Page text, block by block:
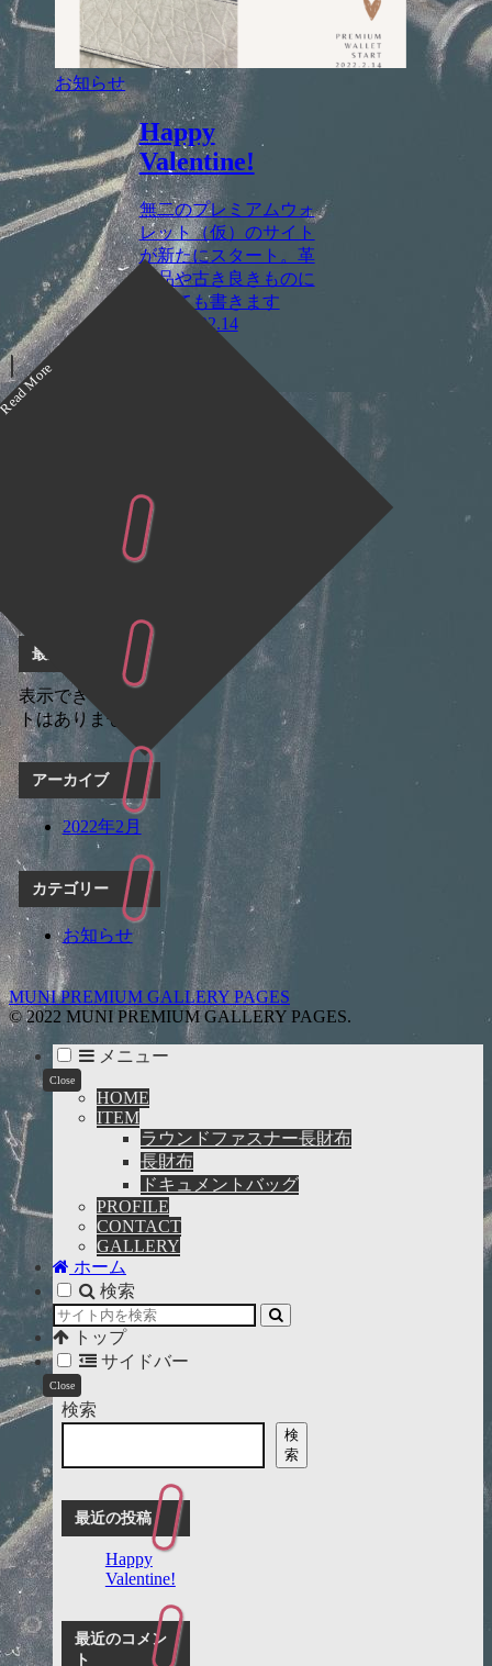
お知らせ
Happy
Valentine!
無二のプレミアムウォ
レット（仮）のサイト
が新たにスタート。革
製品や古き良きものに
ついても書きます
2022.02.14
最近のコメント
表示できるコメン
トはありません。
アーカイブ
2022年2月
カテゴリー
お知らせ
MUNI PREMIUM GALLERY PAGES
© 2022 MUNI PREMIUM GALLERY PAGES.
メニュー
HOME
ITEM
ラウンドファスナー長財布
長財布
ドキュメントバッグ
PROFILE
CONTACT
GALLERY
ホーム
検索
トップ
サイドバー
検索
検
索
最近の投稿
Happy
Valentine!
最近のコメン
ト